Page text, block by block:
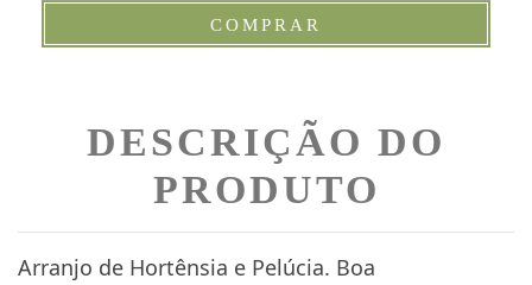
COMPRAR
DESCRIÇÃO DO
PRODUTO
Arranjo de Hortênsia e Pelúcia. Boa